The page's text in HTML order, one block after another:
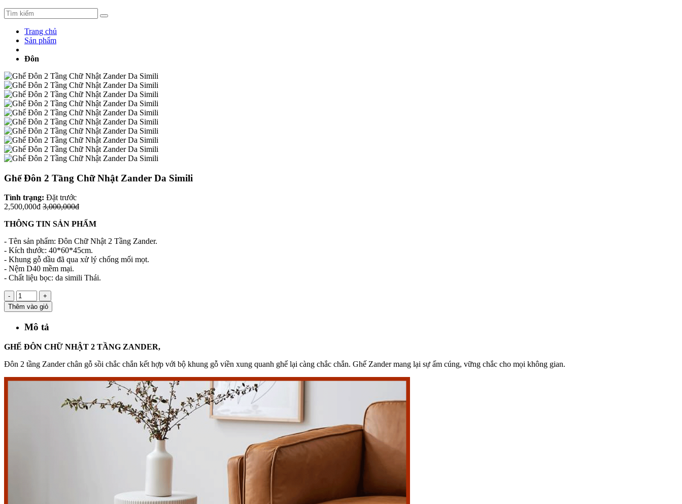
Trang chủ
Sản phẩm
Đôn
Ghế Đôn 2 Tầng Chữ Nhật Zander Da Simili
Tình trạng: Đặt trước
2,500,000đ 3,000,000đ
THÔNG TIN SẢN PHẨM
- Tên sản phẩm: Đôn Chữ Nhật 2 Tầng Zander.
- Kích thước: 40*60*45cm.
- Khung gỗ dầu đã qua xử lý chống mối mọt.
- Nệm D40 mềm mại.
- Chất liệu bọc: da simili Thái.
-
+
Thêm vào giỏ
Mô tả
GHẾ ĐÔN CHỮ NHẬT 2 TẦNG ZANDER,
Đôn 2 tầng Zander chân gỗ sồi chắc chắn kết hợp với bộ khung gỗ viền xung quanh ghế lại càng chắc chắn. Ghế Zander mang lại sự ấm cúng, vững chắc cho mọi không gian.